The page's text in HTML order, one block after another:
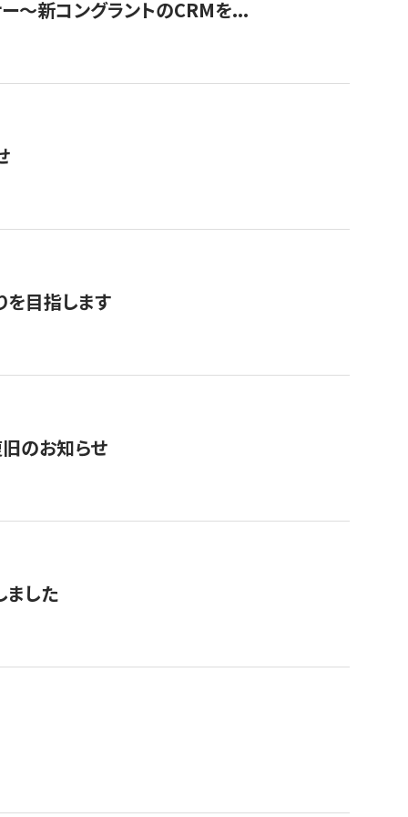
ー〜新コングラントのCRMを...
を目指します
のお知らせ
ました